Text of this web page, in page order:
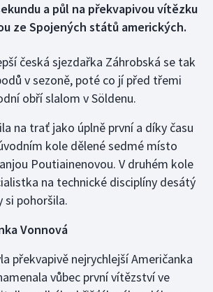
a půl na překvapivou vítězku
ze Spojených států amerických.
česká sjezdařka Záhrobská se tak
v sezoně, poté co jí před třemi
obří slalom v Söldenu.
na trať jako úplně první a díky času
kole dělené sedmé místo
Poutiainenovou. V druhém kole
na technické disciplíny desátý
si pohoršila.
Vonnová
překvapivě nejrychlejší Američanka
vůbec první vítězství ve